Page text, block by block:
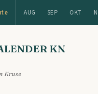
AUG SEP OKT
KN
Kruse